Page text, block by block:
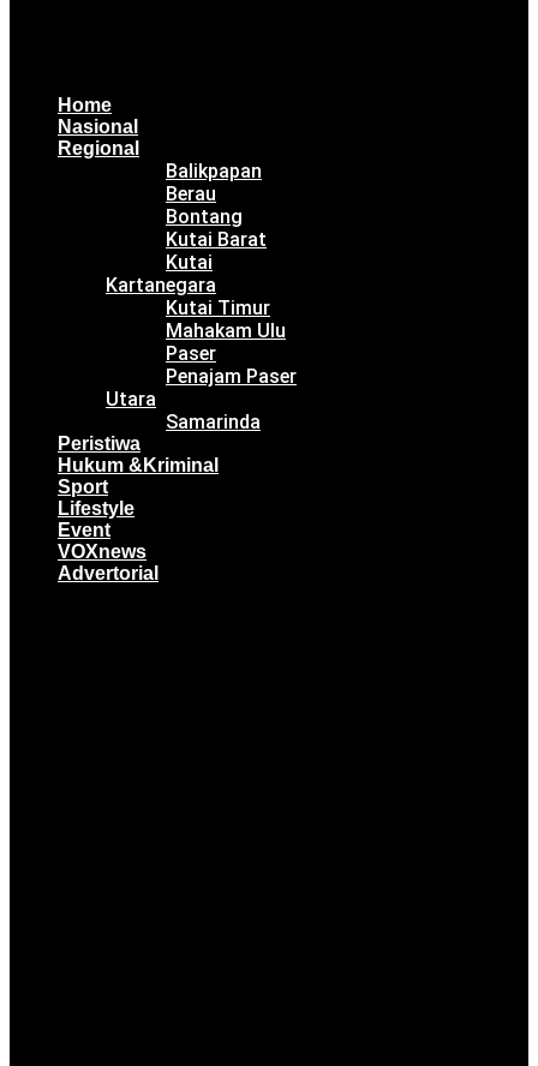
Home
Nasional
Regional
Balikpapan
Berau
Bontang
Kutai Barat
Kutai
Kartanegara
Kutai Timur
Mahakam Ulu
Paser
Penajam Paser
Utara
Samarinda
Peristiwa
Hukum &Kriminal
Sport
Lifestyle
Event
VOXnews
Advertorial